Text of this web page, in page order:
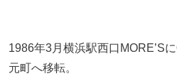
1986年3月横浜駅西口MORE’S
元町へ移転。